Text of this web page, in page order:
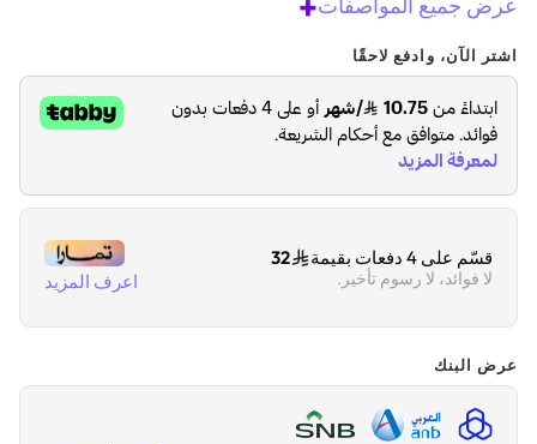
اشتر الآن، وادفع لاحقًا
قسّم على 4 دفعات بقيمة 32
لا فوائد، لا رسوم تأخير. اعرف المزيد
عرض البنك